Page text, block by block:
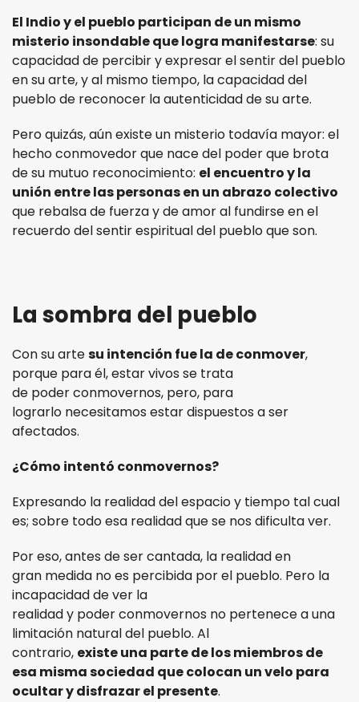
El Indio y el pueblo participan de un mismo
misterio insondable que logra manifestarse: su
capacidad de percibir y expresar el sentir del pueblo
en su arte, y al mismo tiempo, la capacidad del
pueblo de reconocer la autenticidad de su arte.
Pero quizás, aún existe un misterio todavía mayor: el
hecho conmovedor que nace del poder que brota
de su mutuo reconocimiento: el encuentro y la
unión entre las personas en un abrazo colectivo
que rebalsa de fuerza y de amor al fundirse en el
recuerdo del sentir espiritual del pueblo que son.
La sombra del pueblo
Con su artesu intención fue la de conmover,
porque para él, estar vivos se trata
de poder conmovernos, pero, para
lograrlo necesitamos estar dispuestos a ser
afectados.
¿Cómo intentó conmovernos?
Expresando la realidad del espacio y tiempo tal cual
es; sobre todo esa realidad que se nos dificulta ver.
Por eso, antes de ser cantada, la realidad en
gran medida no es percibida por el pueblo. Pero la
incapacidad de ver la
realidad y poder conmovernos no pertenece a una
limitación natural del pueblo. Al
contrario, existe una parte de los miembros de
esa misma sociedad que colocan un velo para
ocultar y disfrazar el presente.